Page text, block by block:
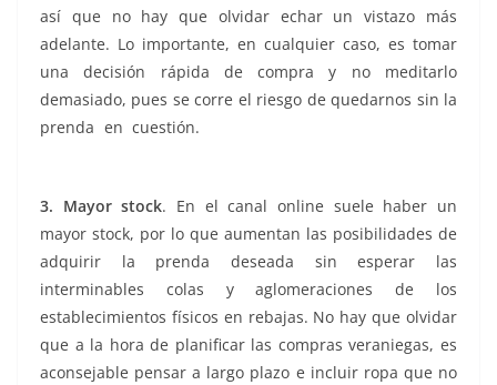
así que no hay que olvidar echar un vistazo más
adelante. Lo importante, en cualquier caso, es tomar
una decisión rápida de compra y no meditarlo
demasiado, pues se corre el riesgo de quedarnos sin la
prenda en cuestión.
3. Mayor stock. En el canal online suele haber un
mayor stock, por lo que aumentan las posibilidades de
adquirir la prenda deseada sin esperar las
interminables colas y aglomeraciones de los
establecimientos físicos en rebajas. No hay que olvidar
que a la hora de planificar las compras veraniegas, es
aconsejable pensar a largo plazo e incluir ropa que no